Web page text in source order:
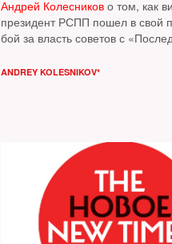
Андрей Колесниково том, как
президент РСПП пошел в свой
бой за власть советов с
репрессированных
ANDREY KOLESNIKOV*